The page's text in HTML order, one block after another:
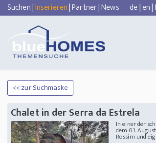
Suchen|Inserieren|Partner|News de|en|
<< zur Suchmaske
Chalet in der Serra da Estrela
In einer der
dem 01.
Rossim und